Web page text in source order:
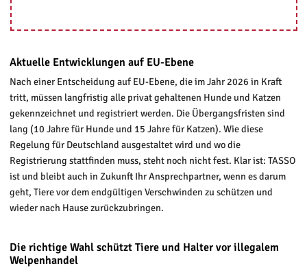
Aktuelle Entwicklungen auf EU-Ebene
Nach einer Entscheidung auf EU-Ebene, die im Jahr 2026 in Kraft
tritt, müssen langfristig alle privat gehaltenen Hunde und Katzen
gekennzeichnet und registriert werden. Die Übergangsfristen sind
lang (10 Jahre für Hunde und 15 Jahre für Katzen). Wie diese
Regelung für Deutschland ausgestaltet wird und wo die
Registrierung stattfinden muss, steht noch nicht fest. Klar ist: TASSO
ist und bleibt auch in Zukunft Ihr Ansprechpartner, wenn es darum
geht, Tiere vor dem endgültigen Verschwinden zu schützen und
wieder nach Hause zurückzubringen.
Die richtige Wahl schützt Tiere und Halter vor illegalem
Welpenhandel